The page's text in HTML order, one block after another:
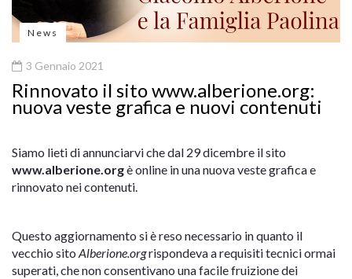
News
3 Gennaio 2021
Rinnovato il sito www.alberione.org:
nuova veste grafica e nuovi contenuti
Siamo lieti di annunciarvi che dal 29 dicembre il sito
www.alberione.orgè online in una nuova veste grafica e
rinnovato nei contenuti.
Questo aggiornamento si è reso necessario in quanto il
vecchio sito Alberione.orgrispondeva a requisiti tecnici ormai
superati, che non consentivano una facile fruizione dei